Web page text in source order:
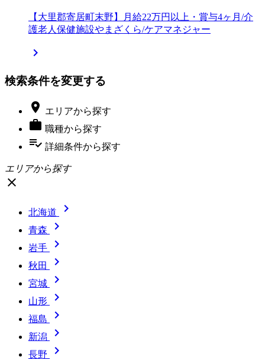
【大里郡寄居町末野】月給22万円以上・賞与4ヶ月/介
護老人保健施設やまざくら/ケアマネジャー

検索条件を変更する
 エリアから探す
 職種から探す
playlist_add_check 詳細条件から探す
エリアから探す
close
北海道 
青森 
岩手 
秋田 
宮城 
山形 
福島 
新潟 
長野 